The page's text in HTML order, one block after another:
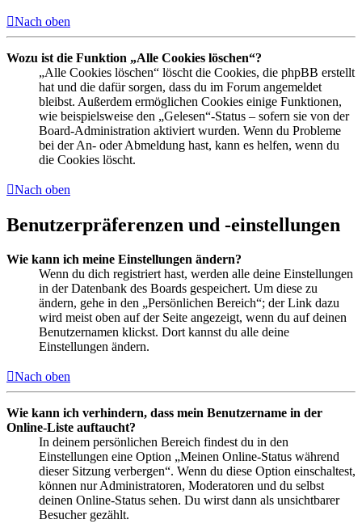
Nach oben
Wozu ist die Funktion „Alle Cookies löschen“?
„Alle Cookies löschen“ löscht die Cookies, die phpBB erstellt
hat und die dafür sorgen, dass du im Forum angemeldet
bleibst. Außerdem ermöglichen Cookies einige Funktionen,
wie beispielsweise den „Gelesen“-Status – sofern sie von der
Board-Administration aktiviert wurden. Wenn du Probleme
bei der An- oder Abmeldung hast, kann es helfen, wenn du
die Cookies löscht.
Nach oben
Benutzerpräferenzen und -einstellungen
Wie kann ich meine Einstellungen ändern?
Wenn du dich registriert hast, werden alle deine Einstellungen
in der Datenbank des Boards gespeichert. Um diese zu
ändern, gehe in den „Persönlichen Bereich“; der Link dazu
wird meist oben auf der Seite angezeigt, wenn du auf deinen
Benutzernamen klickst. Dort kannst du alle deine
Einstellungen ändern.
Nach oben
Wie kann ich verhindern, dass mein Benutzername in der
Online-Liste auftaucht?
In deinem persönlichen Bereich findest du in den
Einstellungen eine Option „Meinen Online-Status während
dieser Sitzung verbergen“. Wenn du diese Option einschaltest,
können nur Administratoren, Moderatoren und du selbst
deinen Online-Status sehen. Du wirst dann als unsichtbarer
Besucher gezählt.